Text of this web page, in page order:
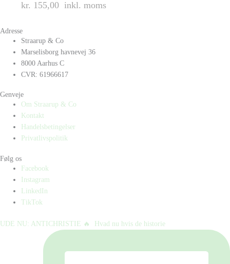
kr. 155,00 inkl. moms
Adresse
Straarup & Co
Marselisborg havnevej 36
8000 Aarhus C
CVR: 61966617
Genveje
Om Straarup & Co
Kontakt
Handelsbetingelser
Privatlivspolitik
Følg os
Facebook
Instagram
LinkedIn
TikTok
UDE NU: ANTICHRISTIE 🔥⁠ ⁠ Hvad nu hvis de historie